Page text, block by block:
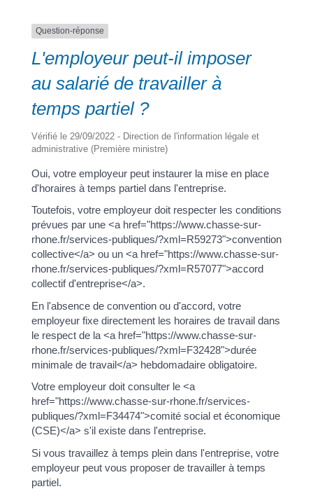
Question-réponse
L'employeur peut-il imposer
au salarié de travailler à
temps partiel ?
Vérifié le 29/09/2022 - Direction de l'information légale et
administrative (Première ministre)
Oui, votre employeur peut instaurer la mise en place
d'horaires à temps partiel dans l'entreprise.
Toutefois, votre employeur doit respecter les conditions
prévues par une <a href="https://www.chasse-sur-
rhone.fr/services-publiques/?xml=R59273">convention
collective</a> ou un <a href="https://www.chasse-sur-
rhone.fr/services-publiques/?xml=R57077">accord
collectif d'entreprise</a>.
En l'absence de convention ou d'accord, votre
employeur fixe directement les horaires de travail dans
le respect de la <a href="https://www.chasse-sur-
rhone.fr/services-publiques/?xml=F32428">durée
minimale de travail</a> hebdomadaire obligatoire.
Votre employeur doit consulter le <a
href="https://www.chasse-sur-rhone.fr/services-
publiques/?xml=F34474">comité social et économique
(CSE)</a> s'il existe dans l'entreprise.
Si vous travaillez à temps plein dans l'entreprise, votre
employeur peut vous proposer de travailler à temps
partiel.